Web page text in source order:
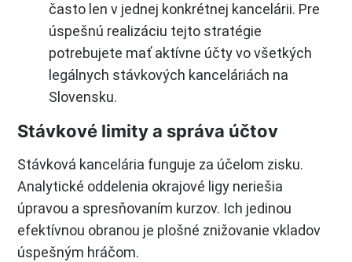
často len v jednej konkrétnej kancelárii. Pre
úspešnú realizáciu tejto stratégie
potrebujete mať aktívne účty vo všetkých
legálnych stávkových kanceláriách na
Slovensku.
Stávkové limity a správa účtov
Stávková kancelária funguje za účelom zisku.
Analytické oddelenia okrajové ligy neriešia
úpravou a spresňovaním kurzov. Ich jedinou
efektívnou obranou je plošné znižovanie vkladov
úspešným hráčom.